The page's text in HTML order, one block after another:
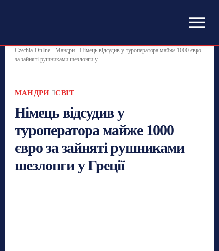
Czechia-Online Мандри
Німець відсудив у туроператора майже 1000 євро
за зайняті рушниками шезлонги у...
МАНДРИ СВІТ
Німець відсудив у
туроператора майже 1000
євро за зайняті рушниками
шезлонги у Греції